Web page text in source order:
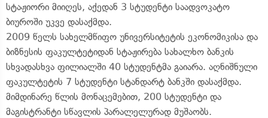
სტაჟიორი მიიღეს, აქედან 3 სტუდენტი საადვოკატო
ბიუროში უკვე დასაქმდა.
2009 წელს სახელმწიფო უნივერსიტეტის ეკონომიკისა და
ბიზნესის ფაკულტეტიდან სტაჟირება სახალხო ბანკის
სხვადასხვა ფილიალში 40 სტუდენტმა გაიარა. აღნიშნული
ფაკულტეტის 7 სტუდენტი სტანდარტ ბანკში დასაქმდა.
მიმდინარე წლის მონაცემებით, 200 სტუდენტი და
მაგისტრანტი სწავლის პარალელურად მუშაობს.